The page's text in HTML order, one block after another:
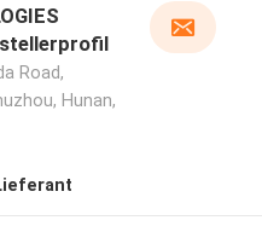
Road,
Hunan,